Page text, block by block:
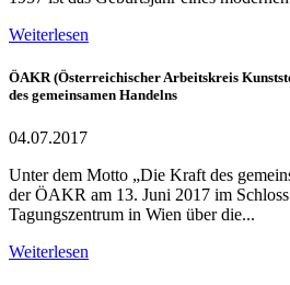
Weiterlesen
ÖAKR (Österreichischer Arbeitskreis
des gemeinsamen Handelns
04.07.2017
Unter dem Motto „Die Kraft des
der ÖAKR am 13. Juni 2017 im
Tagungszentrum in Wien über die...
Weiterlesen